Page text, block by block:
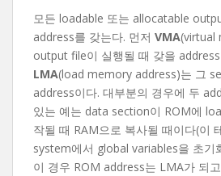
모든 loadable 또는 allocatable
address를 갖는다. 먼저 VMA(virtual
output file이 실행될 때 갖을
LMA(load memory address)는 그
address이다. 대부분의 경우에 두
있는 예는 data section이 ROM에
작될 때 RAM으로 복사될 때이다(이
system에서 global variables을 초기
이 경우 ROM address는 LMA가 되